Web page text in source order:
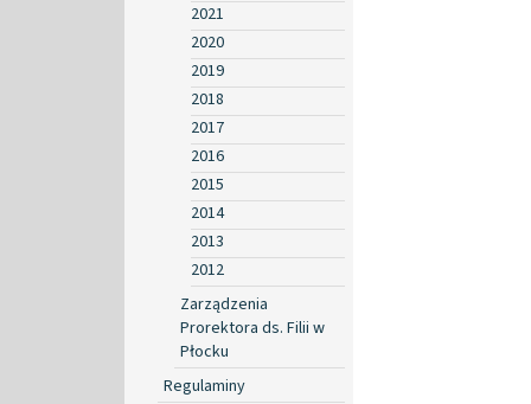
2021
2020
2019
2018
2017
2016
2015
2014
2013
2012
Zarządzenia
Prorektora ds. Filii w
Płocku
Regulaminy